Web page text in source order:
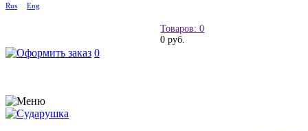
Rus Eng
Товаров: 0
0 руб.
0